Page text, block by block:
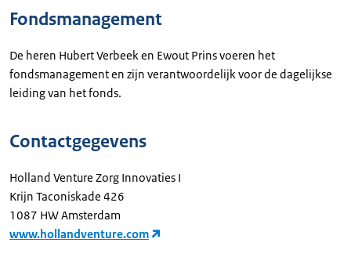
Fondsmanagement
De heren Hubert Verbeek en Ewout Prins voeren het
fondsmanagement en zijn verantwoordelijk voor de dagelijkse
leiding van het fonds.
Contactgegevens
Holland Venture Zorg Innovaties I
Krijn Taconiskade 426
1087 HW Amsterdam
www.hollandventure.com